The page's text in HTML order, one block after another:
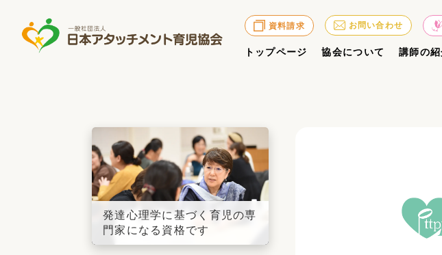
資料請求 お問い合わせ
トップページ 協会について 講師の紹
発達心理学に基づく育児の専
門家になる資格です